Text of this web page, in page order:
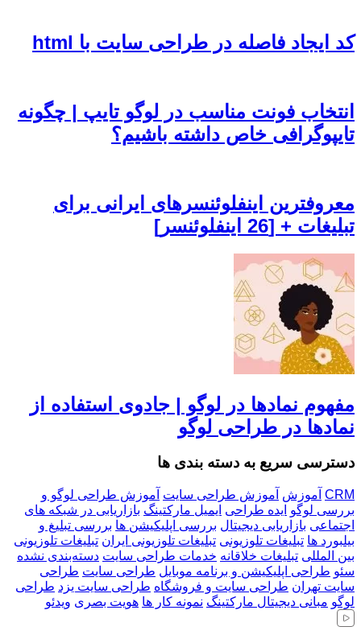
کد ایجاد فاصله در طراحی سایت با html
انتخاب فونت مناسب در لوگو تایپ | چگونه
تایپوگرافی خاص داشته باشیم؟
معروفترین اینفلوئنسرهای ایرانی برای
تبلیغات + [26 اینفلوئنسر]
مفهوم نمادها در لوگو | جادوی استفاده از
نمادها در طراحی لوگو
دسترسی سریع به دسته بندی ها
CRM آموزش آموزش طراحی سایت آموزش طراحی لوگو و
بررسی لوگو ایده طراحی ایمیل مارکتینگ بازاریابی در شبکه های
اجتماعی بازاریابی دیجیتال بررسی اپلیکیشن ها بررسی تبلیغ و
بیلبورد ها تبلیغات تلوزیونی تبلیغات تلوزیونی ایران تبلیغات تلوزیونی
بین المللی تبلیغات خلاقانه خدمات طراحی سایت دسته‌بندی نشده
سئو طراحی اپلیکیشن و برنامه موبایل طراحی سایت طراحی
سایت تهران طراحی سایت و فروشگاه طراحی سایت یزد طراحی
لوگو مبانی دیجیتال مارکتینگ نمونه کار ها هویت بصری ویدئو